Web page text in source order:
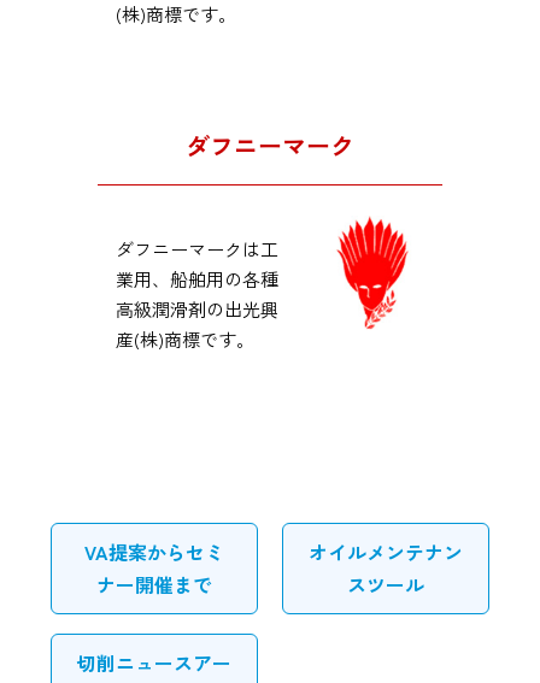
(株)商標です。
ダフニーマーク
ダフニーマークは工
業用、船舶用の各種
高級潤滑剤の出光興
産(株)商標です。
VA提案からセミ
ナー開催まで
オイルメンテナン
スツール
切削ニュースアー